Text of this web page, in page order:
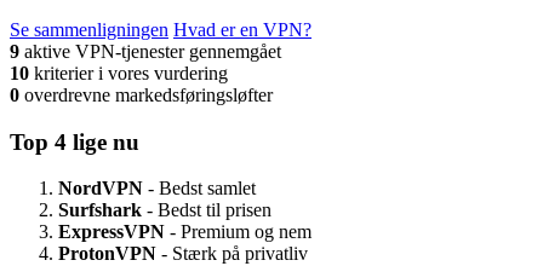
Se sammenligningen Hvad er en VPN?
9 aktive VPN-tjenester gennemgået
10 kriterier i vores vurdering
0 overdrevne markedsføringsløfter
Top 4 lige nu
NordVPN - Bedst samlet
Surfshark - Bedst til prisen
ExpressVPN - Premium og nem
ProtonVPN - Stærk på privatliv